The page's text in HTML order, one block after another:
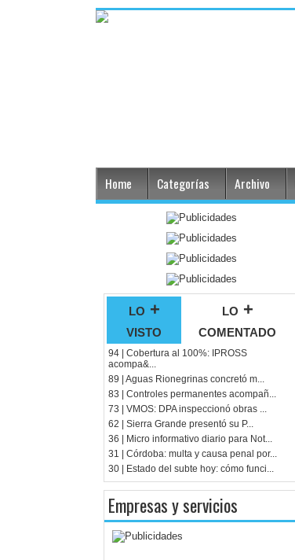
Home Categorías Archivo
lo +
visto
lo +
comentado
94 | Cobertura al 100%: IPROSS
acompa&...
89 | Aguas Rionegrinas concretó m...
83 | Controles permanentes acompañ...
73 | VMOS: DPA inspeccionó obras ...
62 | Sierra Grande presentó su P...
36 | Micro informativo diario para Not...
31 | Córdoba: multa y causa penal por...
30 | Estado del subte hoy: cómo funci...
Empresas y servicios